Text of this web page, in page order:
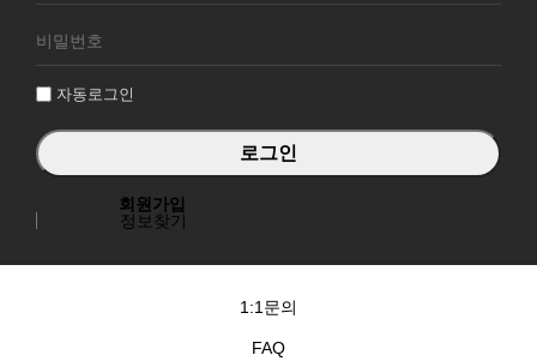
그
자동로그인
회원가입
정보찾기
1:1문의
FAQ